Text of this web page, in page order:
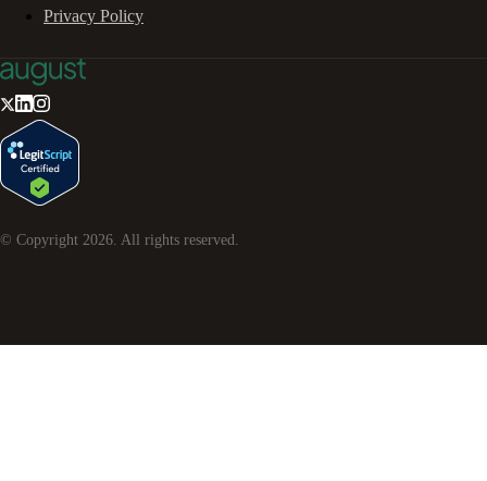
Privacy Policy
© Copyright 2026 . All rights reserved.